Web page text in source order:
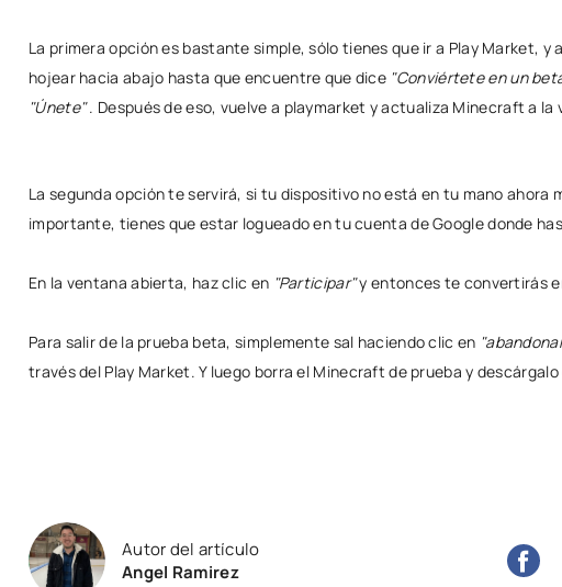
La primera opción es bastante simple, sólo tienes que ir a Play Market, y
hojear hacia abajo hasta que encuentre que dice "Conviértete en un
"Únete". Después de eso, vuelve a playmarket y actualiza Minecraft a la
La segunda opción te servirá, si tu dispositivo no está en tu mano ahora
importante, tienes que estar logueado en tu cuenta de Google donde
En la ventana abierta, haz clic en "Participar"y entonces te convertirás
Para salir de la prueba beta, simplemente sal haciendo clic en
través del Play Market. Y luego borra el Minecraft de prueba y descárgalo
Autor del artículo
Angel Ramirez